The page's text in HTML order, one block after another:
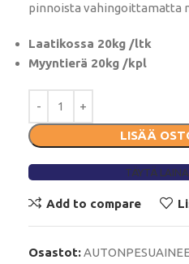
pinnoista vahingoittamatta
Laatikossa 20kg /ltk
Myyntierä 20kg /kpl
LISÄÄ
TÄYTÄ
Add to compare
Osastot: